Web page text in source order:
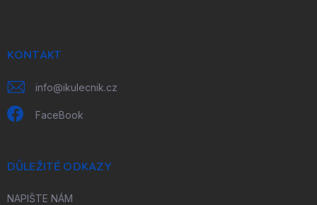
KONTAKT
info@ikulecnik.cz
FaceBook
DŮLEŽITÉ ODKAZY
NAPIŠTE NÁM